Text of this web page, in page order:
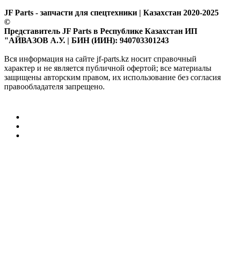
JF Parts - запчасти для спецтехники | Казахстан 2020-2025
©
Представитель JF Parts в Республике Казахстан ИП
"АЙВАЗОВ А.У. | БИН (ИИН): 940703301243
Вся информация на сайте jf-parts.kz носит справочный
характер и не является публичной офертой; все материалы
защищены авторским правом, их использование без согласия
правообладателя запрещено.